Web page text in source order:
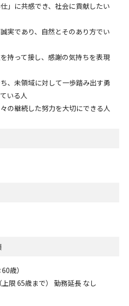
」に共感でき、社会に貢献したい
実であり、自然とそのあり方でい
持って接し、感謝の気持ちを表現
、未領域に対して一歩踏み出す勇
いる人
の継続した努力を大切にできる人
歳）
限 65歳まで） 勤務延長 なし